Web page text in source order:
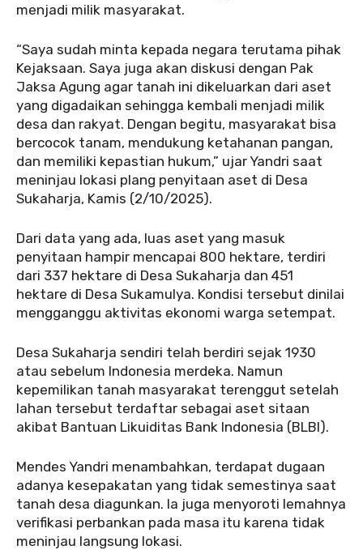
menjadi milik masyarakat.
“Saya sudah minta kepada negara terutama pihak
Kejaksaan. Saya juga akan diskusi dengan Pak
Jaksa Agung agar tanah ini dikeluarkan dari aset
yang digadaikan sehingga kembali menjadi milik
desa dan rakyat. Dengan begitu, masyarakat bisa
bercocok tanam, mendukung ketahanan pangan,
dan memiliki kepastian hukum,” ujar Yandri saat
meninjau lokasi plang penyitaan aset di Desa
Sukaharja, Kamis (2/10/2025).
Dari data yang ada, luas aset yang masuk
penyitaan hampir mencapai 800 hektare, terdiri
dari 337 hektare di Desa Sukaharja dan 451
hektare di Desa Sukamulya. Kondisi tersebut dinilai
mengganggu aktivitas ekonomi warga setempat.
Desa Sukaharja sendiri telah berdiri sejak 1930
atau sebelum Indonesia merdeka. Namun
kepemilikan tanah masyarakat terenggut setelah
lahan tersebut terdaftar sebagai aset sitaan
akibat Bantuan Likuiditas Bank Indonesia (BLBI).
Mendes Yandri menambahkan, terdapat dugaan
adanya kesepakatan yang tidak semestinya saat
tanah desa diagunkan. Ia juga menyoroti lemahnya
verifikasi perbankan pada masa itu karena tidak
meninjau langsung lokasi.